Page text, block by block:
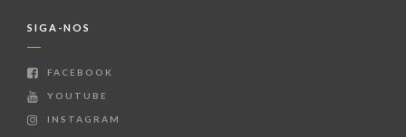
SIGA-NOS
FACEBOOK
YOUTUBE
INSTAGRAM